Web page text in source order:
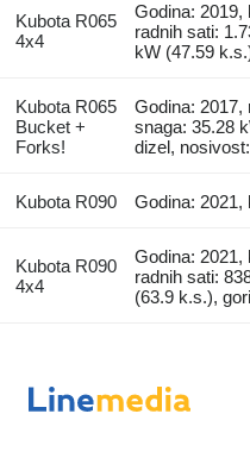
Kubota R065
4x4
Godina: 2019,
radnih sati:
kW (47.59
Kubota R065
Bucket +
Forks!
Godina: 2017,
snaga: 35.28
dizel,
Kubota R090 Godina: 2021,
Kubota R090
4x4
Godina: 2021,
radnih sati:
(63.9 k.s.),